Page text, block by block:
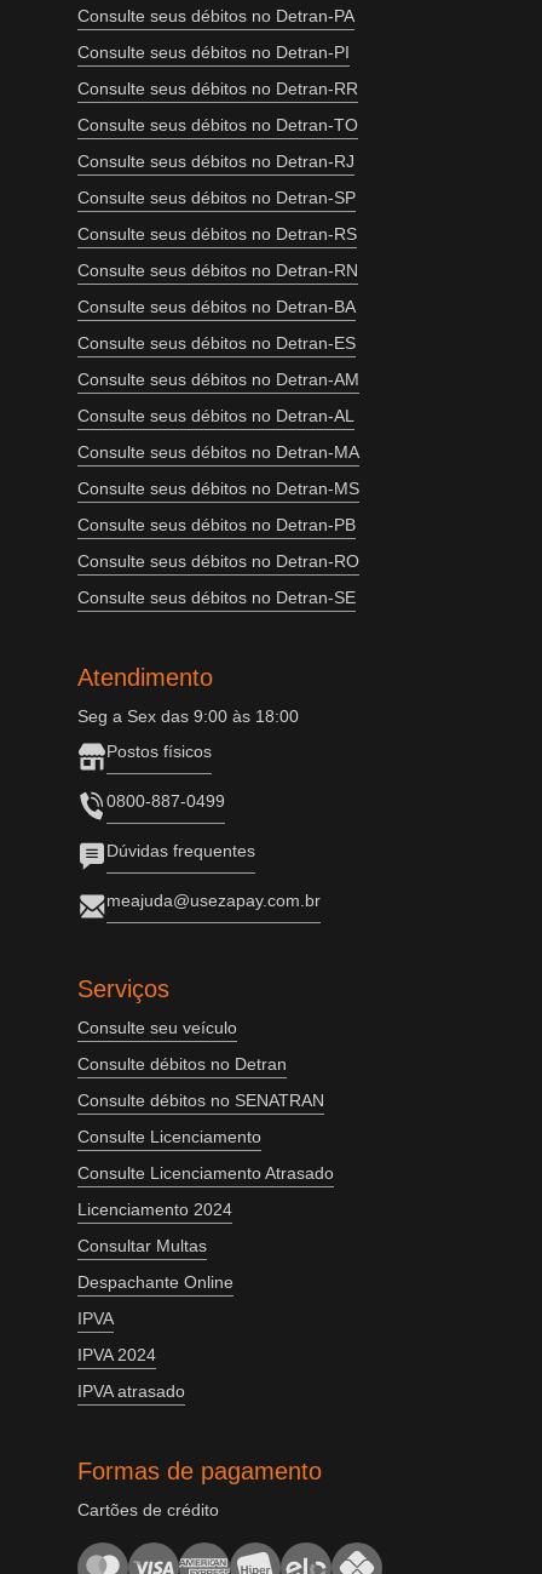
Consulte seus débitos no Detran-PA
Consulte seus débitos no Detran-PI
Consulte seus débitos no Detran-RR
Consulte seus débitos no Detran-TO
Consulte seus débitos no Detran-RJ
Consulte seus débitos no Detran-SP
Consulte seus débitos no Detran-RS
Consulte seus débitos no Detran-RN
Consulte seus débitos no Detran-BA
Consulte seus débitos no Detran-ES
Consulte seus débitos no Detran-AM
Consulte seus débitos no Detran-AL
Consulte seus débitos no Detran-MA
Consulte seus débitos no Detran-MS
Consulte seus débitos no Detran-PB
Consulte seus débitos no Detran-RO
Consulte seus débitos no Detran-SE
Atendimento
Seg a Sex das 9:00 às 18:00
Postos físicos
0800-887-0499
Dúvidas frequentes
meajuda@usezapay.com.br
Serviços
Consulte seu veículo
Consulte débitos no Detran
Consulte débitos no SENATRAN
Consulte Licenciamento
Consulte Licenciamento Atrasado
Licenciamento 2024
Consultar Multas
Despachante Online
IPVA
IPVA 2024
IPVA atrasado
Formas de pagamento
Cartões de crédito